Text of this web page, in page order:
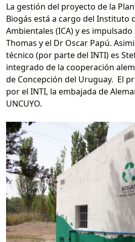
La gestión del proyecto de la
Biogás está a cargo del Instituto
Ambientales (ICA) y es
Thomas y el Dr Oscar Papú.
técnico (por parte del INTI) es
integrado de la cooperación
de Concepción del Uruguay. El
por el INTI, la embajada de
UNCUYO.